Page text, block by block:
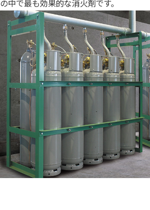
の中で最も効果的な消火剤です。